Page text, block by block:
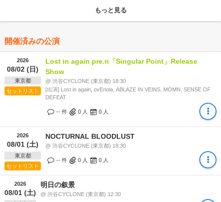
もっと見る
開催済みの公演
2026
08/02 (日)
東京都
セットリスト
Lost in again pre.n「Singular Point」Release
Show
@ 渋谷CYCLONE (東京都) 18:30
[出演] Lost in again, ovEnola, ABLAZE IN VEINS, MOMN, SENSE OF
DEFEAT
-- 件 0 人 0 人
2026
08/01 (土)
東京都
セットリスト
NOCTURNAL BLOODLUST
@ 渋谷CYCLONE (東京都) 18:30
-- 件 0 人 0 人
2026
08/01 (土)
明日の叙景
@ 渋谷CYCLONE (東京都) 12:30